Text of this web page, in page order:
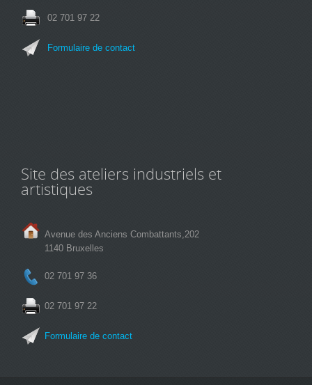
02 701 97 22
Formulaire de contact
Site des ateliers industriels et
artistiques
Avenue des Anciens Combattants,202
1140 Bruxelles
02 701 97 36
02 701 97 22
Formulaire de contact